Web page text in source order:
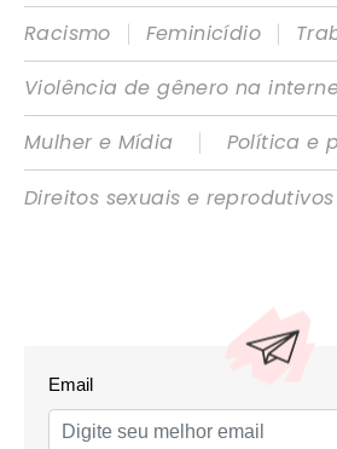
Racismo
| Feminicídio |
Violência de gênero na
Mulher e Mídia
|
Política e
Direitos sexuais e reprodutivos